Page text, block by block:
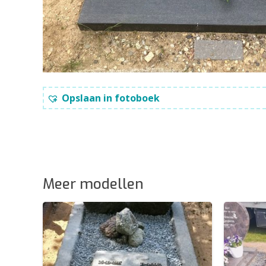
Opslaan in fotoboek
Meer modellen